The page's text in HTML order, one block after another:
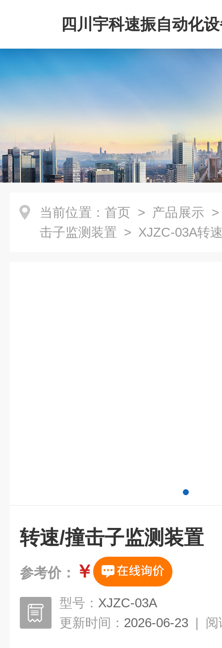
四川宇科速振自动化
公司
当前位置： 首页 > 产品展示
击子监测装置 > XJZC-03A转
转速/撞击子监测装置
参考价： ￥
型号： XJZC-03A
更新时间： 2026-06-23 | 阅